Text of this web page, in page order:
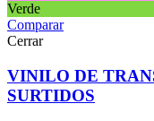
Verde
Comparar
Cerrar
VINILO DE
SURTIDOS